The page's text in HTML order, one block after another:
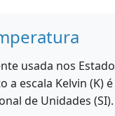
usada nos
escala Kelvin (K)
de Unidades (SI).